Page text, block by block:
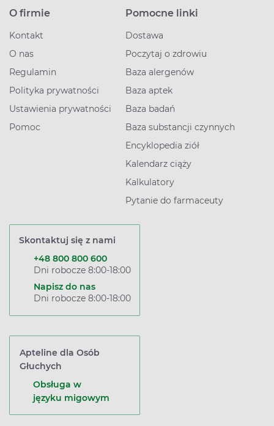
O firmie
Kontakt
O nas
Regulamin
Polityka prywatności
Ustawienia prywatności
Pomoc
Pomocne linki
Dostawa
Poczytaj o zdrowiu
Baza alergenów
Baza aptek
Baza badań
Baza substancji czynnych
Encyklopedia ziół
Kalendarz ciąży
Kalkulatory
Pytanie do farmaceuty
Skontaktuj się z nami
+48 800 800 600
Dni robocze 8:00-18:00
Napisz do nas
Dni robocze 8:00-18:00
Apteline dla Osób
Głuchych
Obsługa w
języku migowym